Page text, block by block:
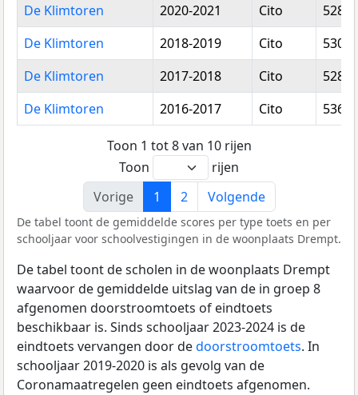
De Klimtoren
2020-2021 Cito
De Klimtoren
2018-2019 Cito
De Klimtoren
2017-2018 Cito
De Klimtoren
2016-2017 Cito
Toon 1 tot 8 van 10 rijen
Toon
rijen
Vorige
1 2 Volgende
De tabel toont de gemiddelde scores per type toets en per
schooljaar voor schoolvestigingen in de woonplaats Drempt.
De tabel toont de scholen in de woonplaats Drempt
waarvoor de gemiddelde uitslag van de in groep 8
afgenomen doorstroomtoets of eindtoets
beschikbaar is. Sinds schooljaar 2023-2024 is de
eindtoets vervangen door dedoorstroomtoets. In
schooljaar 2019-2020 is als gevolg van de
Coronamaatregelen geen eindtoets afgenomen.